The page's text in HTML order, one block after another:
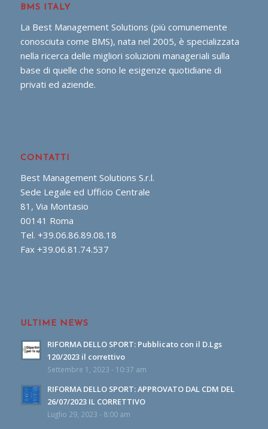
BMS ITALY
La Best Management Solutions (più comunemente
conosciuta come BMS), nata nel 2005, è specializzata
nella ricerca delle migliori soluzioni manageriali sulla
base di quelle che sono le esigenze quotidiane di
privati ed aziende.
CONTATTI
Best Management Solutions S.r.l.
Sede Legale ed Ufficio Centrale
81, Via Montasio
00141 Roma
Tel. +39.06.86.89.08.18
Fax +39.06.81.74.537
ULTIME NEWS
RIFORMA DELLO SPORT: Pubblicato con il D.Lgs
120/2023 il correttivo
Settembre 1, 2023 - 10:37 am
RIFORMA DELLO SPORT: APPROVATO DAL CDM DEL
26/07/2023 IL CORRETTIVO
Luglio 29, 2023 - 8:00 am